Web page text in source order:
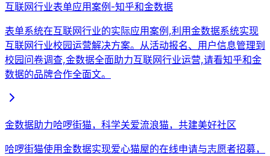
互联网行业表单应用案例-知乎和金数据
表单系统在互联网行业的实际应用案例,利用金数据系统实现
互联网行业校园运营解决方案。从活动报名、用户信息管理到
校园问卷调查,金数据全面助力互联网行业运营,请看知乎和金
数据的品牌合作全面文。
金数据助力哈啰街猫，科学关爱流浪猫，共建美好社区
哈啰街猫使用金数据实现爱心猫屋的在线申请与志愿者招募，